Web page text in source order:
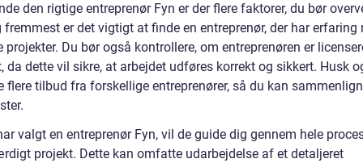
den rigtige entreprenør Fyn er der flere faktorer, du bør
fremmest er det vigtigt at finde en entreprenør, der har erfaring
projekter. Du bør også kontrollere, om entreprenøren er
da dette vil sikre, at arbejdet udføres korrekt og sikkert. Husk
flere tilbud fra forskellige entreprenører, så du kan
valgt en entreprenør Fyn, vil de guide dig gennem hele
projekt. Dette kan omfatte udarbejdelse af et detaljeret